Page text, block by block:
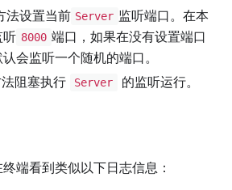
法设置当前 Server 监听端口。在本
听 8000 端口，如果在没有设置端口
会监听一个随机的端口。
阻塞执行 Server 的监听运行。
端看到类似以下日志信息：